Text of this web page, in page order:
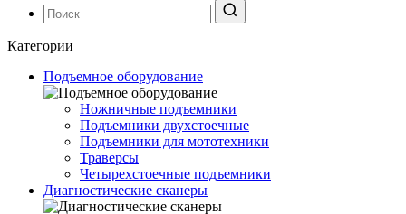
Категории
Подъемное оборудование
Ножничные подъемники
Подъемники двухстоечные
Подъемники для мототехники
Траверсы
Четырехстоечные подъемники
Диагностические сканеры